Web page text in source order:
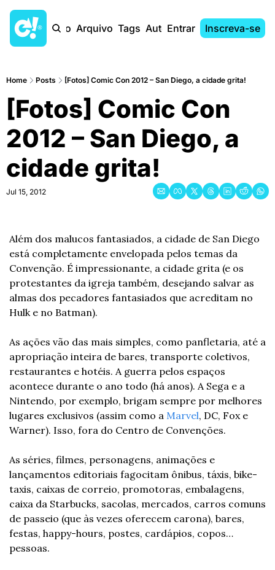
Início Arquivo Tags AutoresEntrar Inscreva-se
Home Posts [Fotos] Comic Con 2012 – San Diego, a cidade grita!
[Fotos] Comic Con
2012 – San Diego, a
cidade grita!
Jul 15, 2012
Além dos malucos fantasiados, a cidade de San Diego
está completamente envelopada pelos temas da
Convenção. É impressionante, a cidade grita (e os
protestantes da igreja também, desejando salvar as
almas dos pecadores fantasiados que acreditam no
Hulk e no Batman).
As ações vão das mais simples, como panfletaria, até a
apropriação inteira de bares, transporte coletivos,
restaurantes e hotéis. A guerra pelos espaços
acontece durante o ano todo (há anos). A Sega e a
Nintendo, por exemplo, brigam sempre por melhores
lugares exclusivos (assim como a Marvel, DC, Fox e
Warner). Isso, fora do Centro de Convenções.
As séries, filmes, personagens, animações e
lançamentos editoriais fagocitam ônibus, táxis, bike-
taxis, caixas de correio, promotoras, embalagens,
caixa da Starbucks, sacolas, mercados, carros comuns
de passeio (que às vezes oferecem carona), bares,
festas, happy-hours, postes, cardápios, copos…
pessoas.